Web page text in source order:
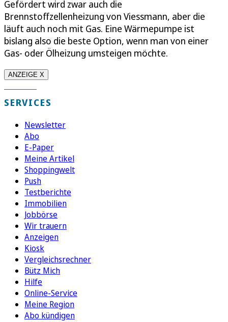
Gefördert wird zwar auch die
Brennstoffzellenheizung von Viessmann, aber die
läuft auch noch mit Gas. Eine Wärmepumpe ist
bislang also die beste Option, wenn man von einer
Gas- oder Ölheizung umsteigen möchte.
ANZEIGE X
SERVICES
Newsletter
Abo
E-Paper
Meine Artikel
Shoppingwelt
Push
Testberichte
Immobilien
Jobbörse
Wir trauern
Anzeigen
Kiosk
Vergleichsrechner
Bütz Mich
Hilfe
Online-Service
Meine Region
Abo kündigen